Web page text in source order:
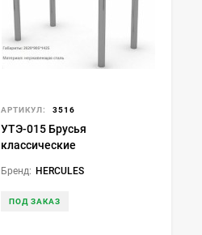
АРТИКУЛ: 3516
УТЭ-015 Брусья
классические
Бренд: HERCULES
ПОД ЗАКАЗ